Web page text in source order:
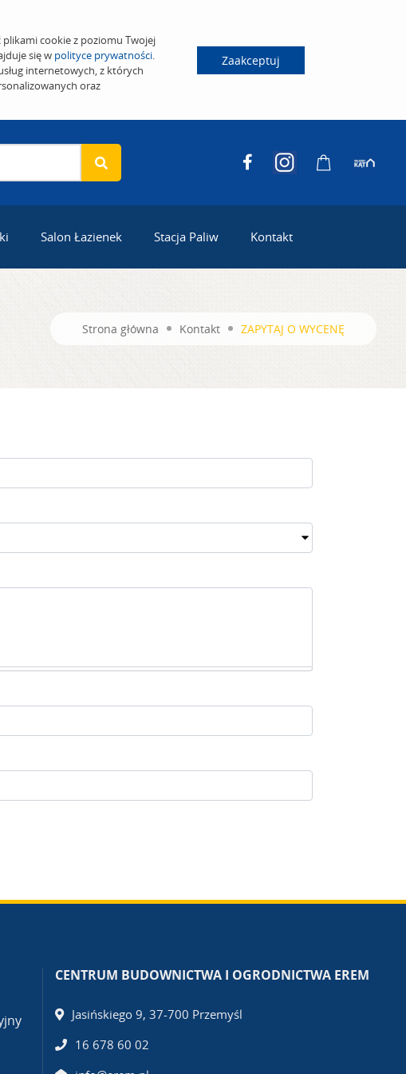
cookie z poziomu Twojej
się w polityce prywatności.
internetowych, z których
oraz
Zaakceptuj
Salon Łazienek Stacja Paliw Kontakt
Strona główna Kontakt ZAPYTAJ O WYCENĘ
CENTRUM BUDOWNICTWA I OGRODNICTWA EREM
Jasińskiego 9, 37-700 Przemyśl
16 678 60 02